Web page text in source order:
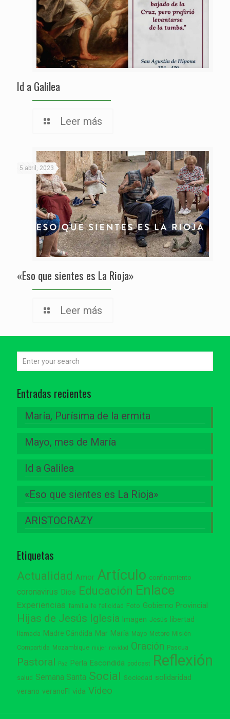
Id a Galilea
Leer más
5 abril, 2023
«Eso que sientes es La Rioja»
Leer más
Entradas recientes
María, Purísima de la ermita
Mayo, mes de María
Id a Galilea
«Eso que sientes es La Rioja»
ARISTOCRAZY
Etiquetas
Actualidad Amor Artículo confinamiento
coronavirus Dios Educación Enlace
Experiencias familia fe felicidad Foto Gobierno Provincial
Hijas de Jesús Iglesia Imagen Jesús libertad
llamada Madre Cándida Mar María Mayo Metoro Misión
Compartida Mozambique mujer navidad Oración Pascua
Pastoral Paz Perla Escondida podcast Reflexión
salud Semana Santa Social Sociedad solidaridad
verano veranoFI vida Vídeo